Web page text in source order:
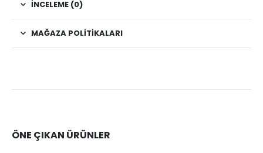
İNCELEME (0)
MAĞAZA POLITIKALARI
ÖNE ÇIKAN ÜRÜNLER